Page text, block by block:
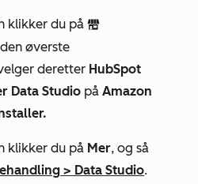
klikker du på marketplace
den øverste
deretter HubSpot
Data Studio på Amazon
klikker du på Mer, og så
> Data Studio.